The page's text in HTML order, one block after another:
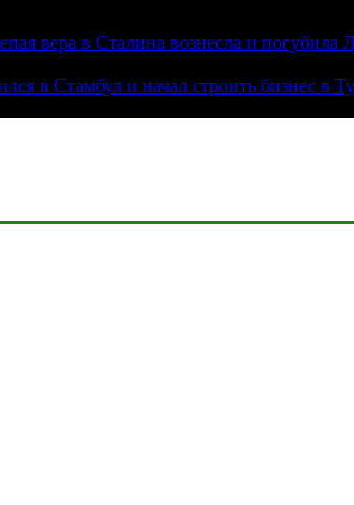
вера в Сталина вознесла и погубила
в Стамбул и начал строить бизнес в